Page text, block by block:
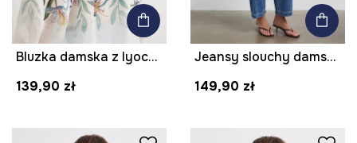
Bluzka damska z lyocellem w kwiaty
139,90 zł
Jeansy slouchy damskie
149,90 zł